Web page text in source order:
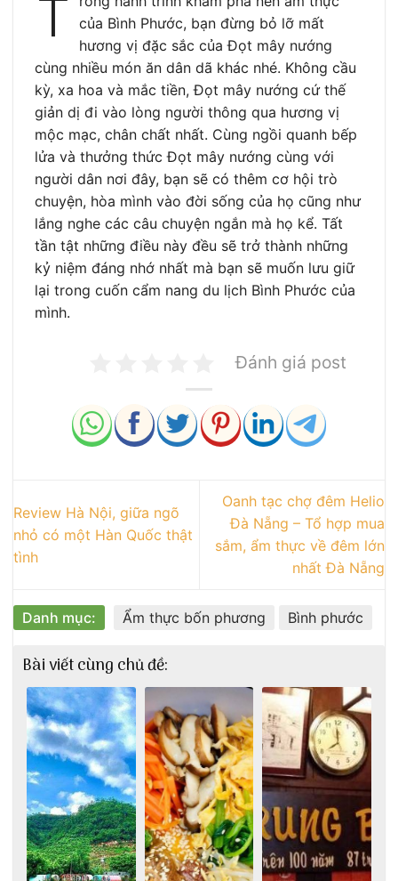
T
của Bình Phước, bạn đừng bỏ lỡ mất
hương vị đặc sắc của Đọt mây nướng
cùng nhiều món ăn dân dã khác nhé. Không cầu
kỳ, xa hoa và mắc tiền, Đọt mây nướng cứ thế
giản dị đi vào lòng người thông qua hương vị
mộc mạc, chân chất nhất. Cùng ngồi quanh bếp
lửa và thưởng thức Đọt mây nướng cùng với
người dân nơi đây, bạn sẽ có thêm cơ hội trò
chuyện, hòa mình vào đời sống của họ cũng như
lắng nghe các câu chuyện ngắn mà họ kể. Tất
tần tật những điều này đều sẽ trở thành những
kỷ niệm đáng nhớ nhất mà bạn sẽ muốn lưu giữ
lại trong cuốn cẩm nang du lịch Bình Phước của
mình.
Đánh giá post
Review Hà Nội, giữa ngõ
nhỏ có một Hàn Quốc thật
tình
Oanh tạc chợ đêm Helio
Đà Nẵng – Tổ hợp mua
sắm, ẩm thực về đêm lớn
nhất Đà Nẵng
Danh mục: Ẩm thực bốn phương Bình phước
Bài viết cùng chủ đề: